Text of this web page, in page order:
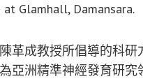
Glamhall, Damansara.
革成教授所倡導的科
亞洲精準神經發育研究